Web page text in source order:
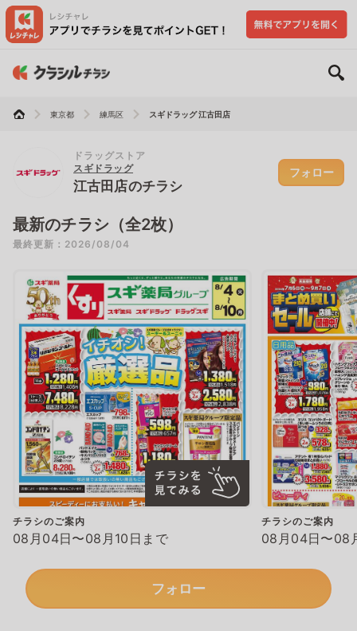
東京都 練馬区 スギドラッグ 江古田店
ドラッグストア
スギドラッグ
江古田店のチラシ
フォロー
最新のチラシ（全2枚）
最終更新：2026/08/04
チラシのご案内
08月04日〜08月10日まで
チラシのご案内
08月04日〜08
フォロー